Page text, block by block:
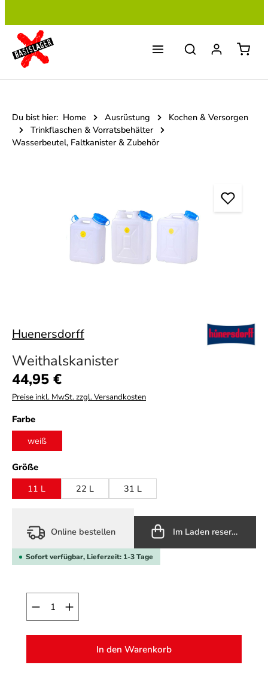
Du bist hier: Home Ausrüstung
Kochen & Versorgen
Trinkflaschen & Vorratsbehälter
Wasserbeutel, Faltkanister & Zubehör
Huenersdorff
Weithalskanister
Regulärer Preis:
44,95 €
Preise inkl. MwSt. zzgl. Versandkosten
Farbeauswählen
weiß
Größeauswählen
11 L
22 L 31 L
Online bestellen Im Laden reservieren
Sofort verfügbar, Lieferzeit: 1-3 Tage
Produkt Anzahl: Gib den gewünschten Wert
In den Warenkorb